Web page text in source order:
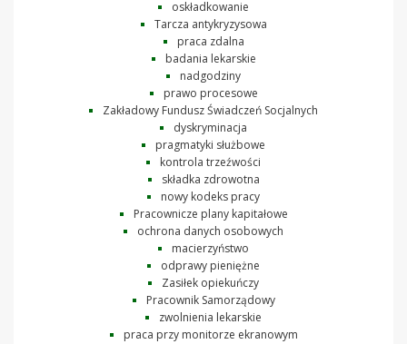
oskładkowanie
Tarcza antykryzysowa
praca zdalna
badania lekarskie
nadgodziny
prawo procesowe
Zakładowy Fundusz Świadczeń Socjalnych
dyskryminacja
pragmatyki służbowe
kontrola trzeźwości
składka zdrowotna
nowy kodeks pracy
Pracownicze plany kapitałowe
ochrona danych osobowych
macierzyństwo
odprawy pieniężne
Zasiłek opiekuńczy
Pracownik Samorządowy
zwolnienia lekarskie
praca przy monitorze ekranowym